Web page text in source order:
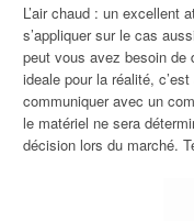
L’air chaud : un excellent
s’appliquer sur le cas
peut vous avez besoin de
ideale pour la réalité,
communiquer avec un
le matériel ne sera
décision lors du marché.